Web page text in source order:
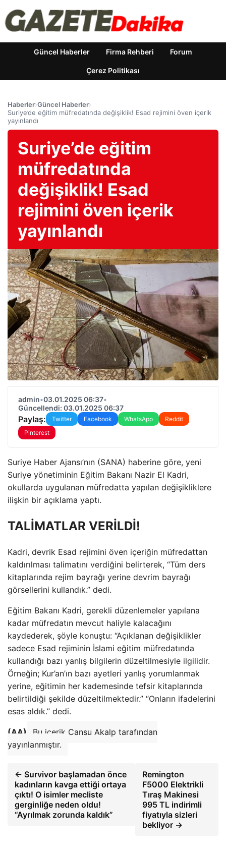
Güncel Haberler Firma Rehberi Forum
Çerez Politikası
Haberler›Güncel Haberler›
Suriye’de eğitim müfredatında değişiklik! Esad rejimini öven içerik
yayınlandı
Suriye’de eğitim
müfredatında
değişiklik! Esad
rejimini öven içerik
yayınlandı
admin•03.01.2025 06:37•
Güncellendi: 03.01.2025 06:37
Paylaş: Twitter Facebook WhatsApp
Reddit
Pinterest
Suriye Haber Ajansı’nın (SANA) haberine göre, yeni
Suriye yönetiminin Eğitim Bakanı Nazir El Kadri,
okullarda uygulanan müfredatta yapılan değişikliklere
ilişkin bir açıklama yaptı.
TALİMATLAR VERİLDİ!
Kadri, devrik Esad rejimini öven içeriğin müfredattan
kaldırılması talimatını verdiğini belirterek, “Tüm ders
kitaplarında rejim bayrağı yerine devrim bayrağı
görsellerini kullandık.” dedi.
Eğitim Bakanı Kadri, gerekli düzenlemeler yapılana
kadar müfredatın mevcut haliyle kalacağını
kaydederek, şöyle konuştu: “Açıklanan değişiklikler
sadece Esad rejiminin İslami eğitim müfredatında
kullandığı bazı yanlış bilgilerin düzeltilmesiyle ilgilidir.
Örneğin; Kur’an’ın bazı ayetleri yanlış yorumlanmak
yerine, eğitimin her kademesinde tefsir kitaplarında
belirtildiği şekilde düzeltilmektedir.” “Onların ifadelerini
esas aldık.” dedi.
(AA)
Bu içerik Cansu Akalp tarafından
yayınlanmıştır.
← Survivor başlamadan önce
kadınların kavga ettiği ortaya
çıktı! O isimler mecliste
gerginliğe neden oldu!
“Ayrılmak zorunda kaldık”
Remington
F5000 Elektrikli
Tıraş Makinesi
995 TL indirimli
fiyatıyla sizleri
bekliyor →